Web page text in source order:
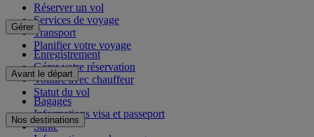
Réserver un vol
Services de voyage
Transport
Planifier votre voyage
Gérer
Enregistrement
Gérer votre réservation
Voiture avec chauffeur
Statut du vol
Avant le départ
Bagages
Informations visa et passeport
Santé
Nos destinations